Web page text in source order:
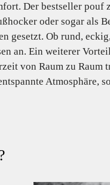
Der bestseller pouf
oder sogar als
gesetzt. Ob rund,
an. Ein weiterer
von Raum zu Raum
Atmosphäre,